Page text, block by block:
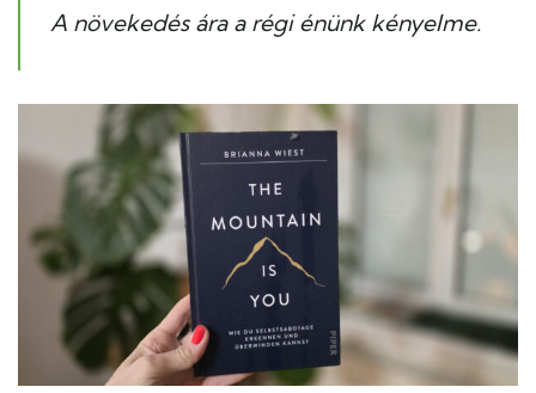
A növekedés ára a régi énünk kényelme.